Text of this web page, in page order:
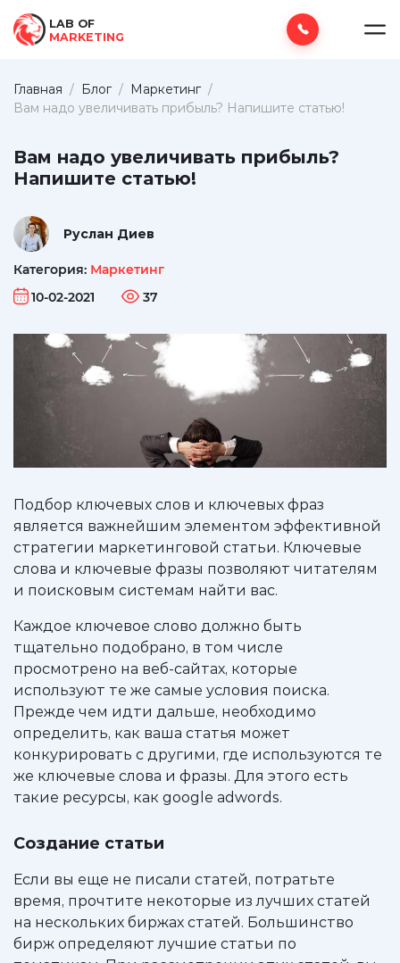
LAB OF
MARKETING
Главная / Блог / Маркетинг /
Вам надо увеличивать прибыль? Напишите статью!
Вам надо увеличивать прибыль?
Напишите статью!
Руслан Диев
Категория: Маркетинг
10-02-2021
37
Подбор ключевых слов и ключевых фраз
является важнейшим элементом эффективной
стратегии маркетинговой статьи. Ключевые
слова и ключевые фразы позволяют читателям
и поисковым системам найти вас.
Каждое ключевое слово должно быть
тщательно подобрано, в том числе
просмотрено на веб-сайтах, которые
используют те же самые условия поиска.
Прежде чем идти дальше, необходимо
определить, как ваша статья может
конкурировать с другими, где используются те
же ключевые слова и фразы. Для этого есть
такие ресурсы, как google adwords.
Создание статьи
Если вы еще не писали статей, потратьте
время, прочтите некоторые из лучших статей
на нескольких биржах статей. Большинство
бирж определяют лучшие статьи по